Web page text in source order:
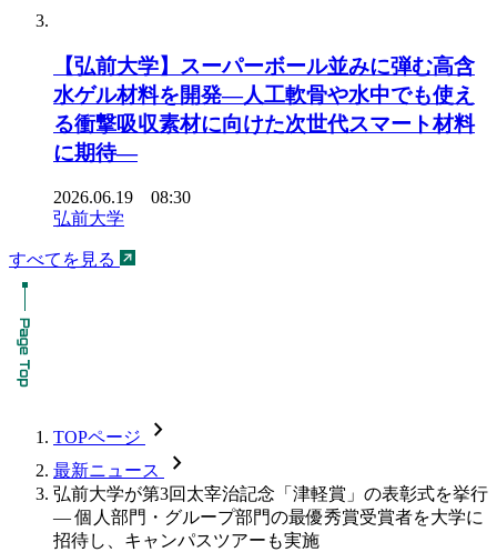
【弘前大学】スーパーボール並みに弾む高含
水ゲル材料を開発―人工軟骨や水中でも使え
る衝撃吸収素材に向けた次世代スマート材料
に期待―
2026.06.19 08:30
弘前大学
すべてを見る
TOPページ chevron_forward
最新ニュース chevron_forward
弘前大学が第3回太宰治記念「津軽賞」の表彰式を挙行
― 個人部門・グループ部門の最優秀賞受賞者を大学に
招待し、キャンパスツアーも実施